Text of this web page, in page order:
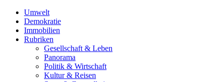
Umwelt
Demokratie
Immobilien
Rubriken
Gesellschaft & Leben
Panorama
Politik & Wirtschaft
Kultur & Reisen